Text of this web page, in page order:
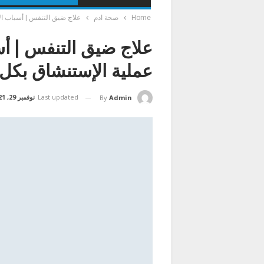
Home صحة ادم علاج ضيق التنفس | أسباب
علاج ضيق التنفس |
عملية الإستنشاق
By Admin
Last updated نوفمبر 29, 2021